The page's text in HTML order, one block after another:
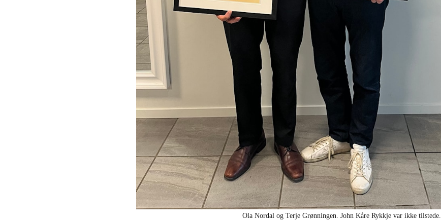
Ola Nordal og Terje Grønningen. John Kåre Rykkje var ikke tilstede.